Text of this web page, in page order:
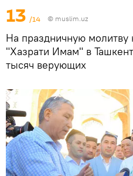
13 /14 © muslim.uz
На праздничную молитву
"Хазрати Имам" в
тысяч верующих